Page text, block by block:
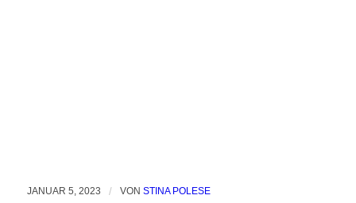
JANUAR 5, 2023 / VON STINA POLESE